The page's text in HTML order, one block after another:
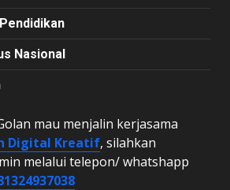
Nasional
mau menjalin kerjasama
Digital Kreatif, silahkan
melalui telepon/ whatshapp